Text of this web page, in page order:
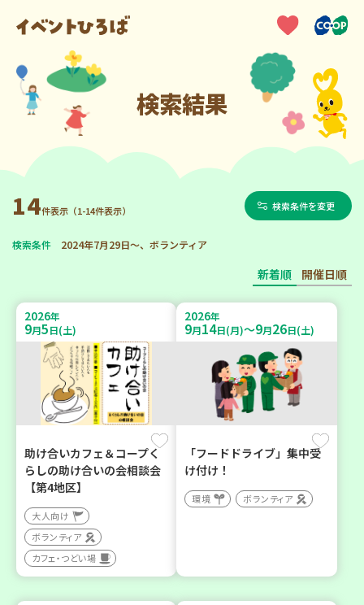
検索結果
14件表示（1-14件表示） 検索条件を変更
検索条件 2024年7月29日～、ボランティア
新着順 開催日順
2026年
9月5日(土)
助け合いカフェ＆コープく
らしの助け合いの会相談会
【第4地区】
大人向け
ボランティア
カフェ・つどい場
2026年
9月14日(月)～9月26日(土)
「フードドライブ」集中受
け付け！
環境 ボランティア